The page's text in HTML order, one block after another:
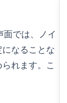
では、ノイ
なることな
れます。こ